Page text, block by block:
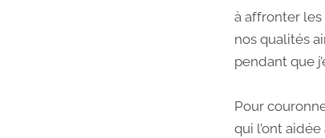
à affronter
nos qualités
pendant que
Pour
qui l’ont